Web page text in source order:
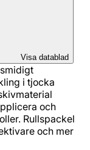
Visa datablad
i tjocka
och
Rullspackel
och mer